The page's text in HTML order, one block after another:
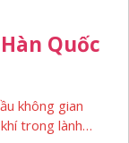
Quốc
không gian
trong lành…